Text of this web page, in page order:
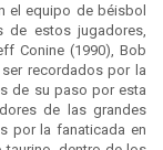
el equipo de béisbol
de estos jugadores,
Conine (1990), Bob
recordados por la
de su paso por esta
de las grandes
por la fanaticada en